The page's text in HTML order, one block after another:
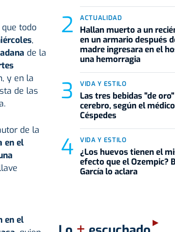
todo
,
de la
y en la
de las
de la
en el
en el
ACTUALIDAD
Hallan muerto a un
en un armario después
madre ingresara en el
una hemorragia
VIDA Y ESTILO
Las tres bebidas "de
cerebro, según el
Céspedes
VIDA Y ESTILO
¿Los huevos tienen el
efecto que el Ozempic?
García lo aclara